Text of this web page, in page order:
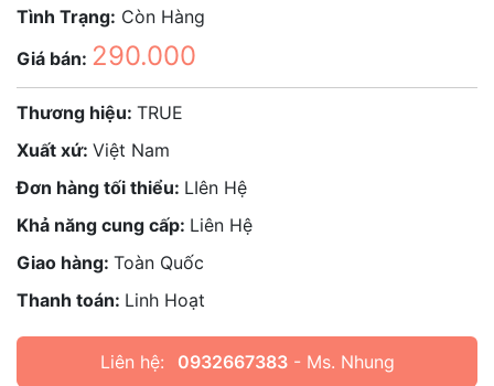
Tình Trạng: Còn Hàng
Giá bán: 290.000
Thương hiệu: TRUE
Xuất xứ: Việt Nam
Đơn hàng tối thiểu: LIên Hệ
Khả năng cung cấp: Liên Hệ
Giao hàng: Toàn Quốc
Thanh toán: Linh Hoạt
Liên hệ: 0932667383- Ms. Nhung